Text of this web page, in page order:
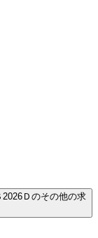
Ｄのその他の求